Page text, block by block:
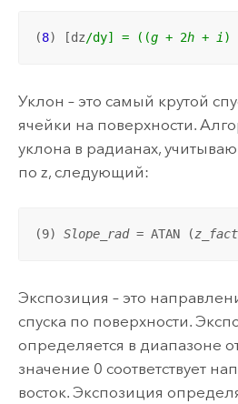
(8) [dz/dy] = ((g + 2h + i)
Уклон – это самый крутой
ячейки на поверхности.
уклона в радианах,
по z, следующий:
(9) Slope_rad = ATAN (
Экспозиция – это
спуска по поверхности.
определяется в диапазоне
значение 0 соответствует
восток. Экспозиция